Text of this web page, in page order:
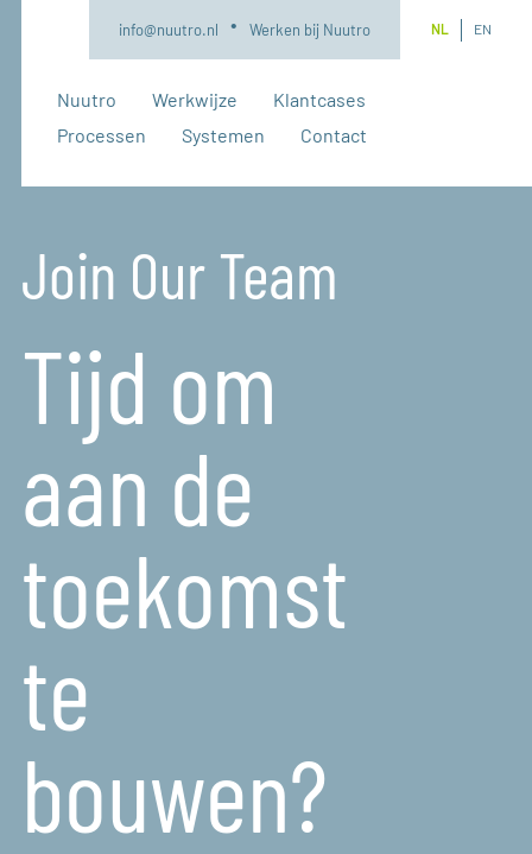
info@nuutro.nl Werken bij Nuutro NL EN
Nuutro Werkwijze
Klantcases
Processen
Systemen Contact
Join Our Team
Tijd om
aan de
toekomst
te
bouwen?